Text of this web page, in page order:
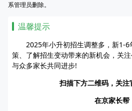
系管理员删除。
温馨提示
2025年小升初招生调整多，新1-6
策、了解招生变动带来的新机会，关
与众多家长共同进步!
扫描下方二维码，关注
在京家长帮